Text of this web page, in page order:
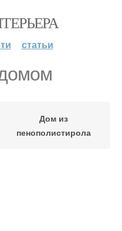
статьи
Дом из
пенополистирола